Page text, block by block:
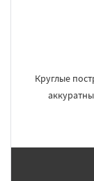
Круглые